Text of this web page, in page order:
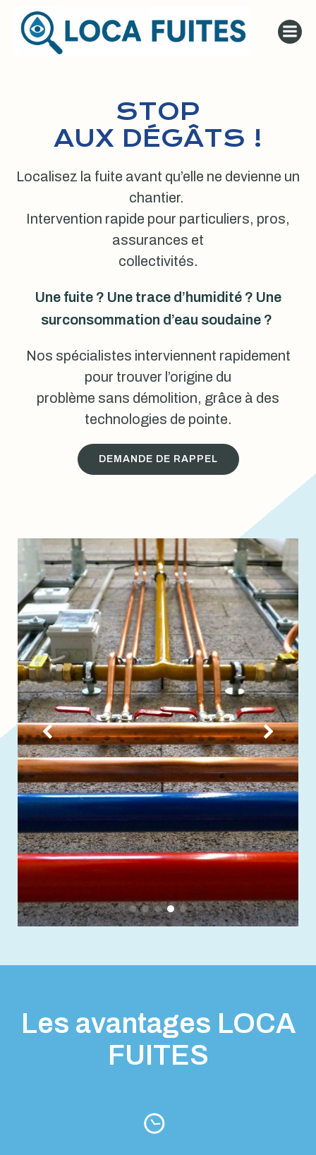
au
contenu
STOP
AUX DÉGÂTS !
Localisez la fuite avant qu’elle ne devienne un
chantier.
Intervention rapide pour particuliers, pros,
assurances et
collectivités.
Une fuite ? Une trace d’humidité ? Une
surconsommation d’eau soudaine ?
Nos spécialistes interviennent rapidement
pour trouver l’origine du
problème sans démolition, grâce à des
technologies de pointe.
DEMANDE DE RAPPEL
Les avantages LOCA
FUITES